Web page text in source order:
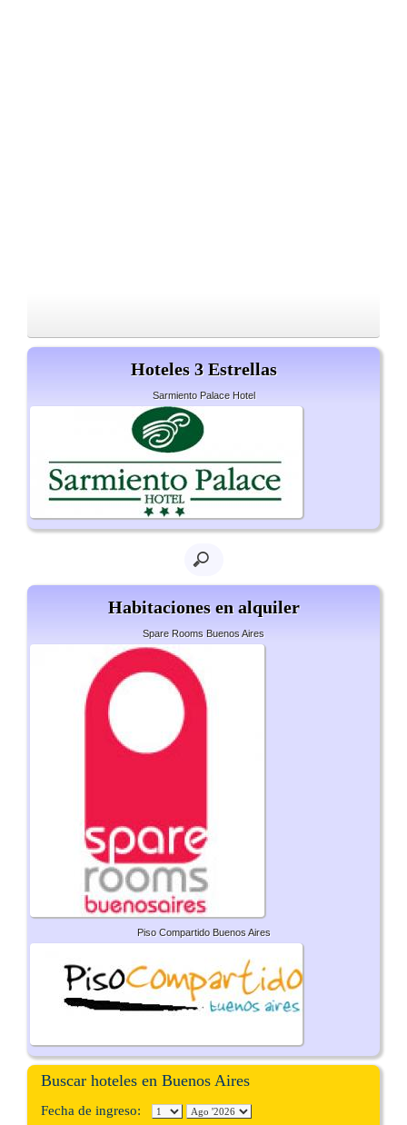
Hoteles 3 Estrellas
Sarmiento Palace Hotel
Habitaciones en alquiler
Spare Rooms Buenos Aires
Piso Compartido Buenos Aires
Buscar hoteles en Buenos Aires
Fecha de ingreso: